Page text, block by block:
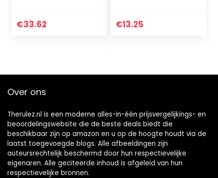
Jongens en
€33.62
Plastic – Voor
€13.25
Over ons
Therulez.nl is een moderne alles-in-één prijsvergelijkings- en
beoordelingswebsite die de beste deals biedt die
beschikbaar zijn op amazon en u op de hoogte houdt via de
laatst toegevoegde blogs. Alle afbeeldingen zijn
auteursrechtelijk beschermd door hun respectievelijke
eigenaren. Alle geciteerde inhoud is afgeleid van hun
respectievelijke bronnen.